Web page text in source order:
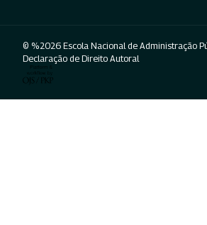
© %2026 Escola Nacional de Administração
Declaração de Direito Autoral